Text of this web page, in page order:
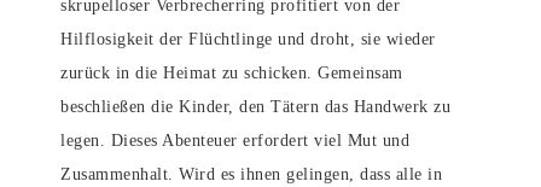
skrupelloser Verbrecherring profitiert von der
Hilflosigkeit der Flüchtlinge und droht, sie wieder
zurück in die Heimat zu schicken. Gemeinsam
beschließen die Kinder, den Tätern das Handwerk zu
legen. Dieses Abenteuer erfordert viel Mut und
Zusammenhalt. Wird es ihnen gelingen, dass alle in